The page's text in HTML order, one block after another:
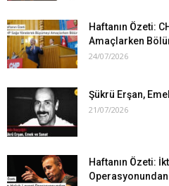
Haftanın Özeti:
Amaçlarken
24/07/2026
Şükrü Erşan,
21/07/2026
Haftanın Özeti: